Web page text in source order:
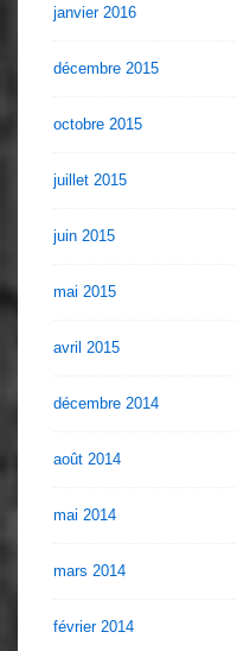
janvier 2016
décembre 2015
octobre 2015
juillet 2015
juin 2015
mai 2015
avril 2015
décembre 2014
août 2014
mai 2014
mars 2014
février 2014